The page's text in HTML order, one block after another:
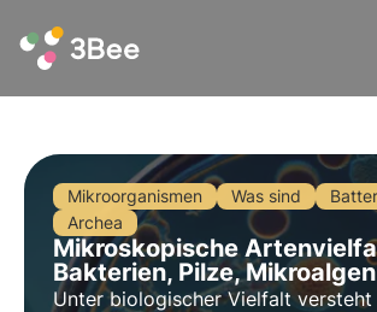
Mikroorganismen Was sind
Archea
Mikroskopische
Bakterien, Pilze, Mikroalgen
Unter biologischer Vielfalt versteht